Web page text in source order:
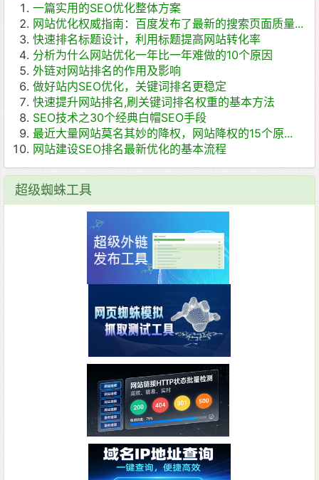
一篇实用的SEO优化整体方案
网站优化权威指南：百度发布了最新的搜索页面质量...
快速排名标题设计，利用标题提高网站转化率
分析为什么网站优化一年比一年难做的10个原因
外链对网站排名的作用及影响
做好站内SEO优化，关键词排名更稳定
快速提升网站排名,刷关键词排名权重的基本方法
SEO技术之30个经典白帽SEO手段
最近大量网站莫名其妙的降权，网站降权的15个原...
网站建设SEO排名最新优化的基本流程
超级蜘蛛工具